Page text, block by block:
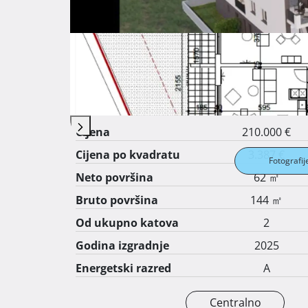
Cijelu ponudu na ovoj lokaciji mozete vidjeti
Sve detalje i tlocrt mozete vidjeti na sins-
Osnovne značajke
Općenito o nekretnini
Cijena
210.000 €
Cijena po kvadratu
3.387 €
Neto površina
62 ㎡
Bruto površina
144 ㎡
Od ukupno katova
2
Godina izgradnje
2025
Energetski razred
A
Centralno